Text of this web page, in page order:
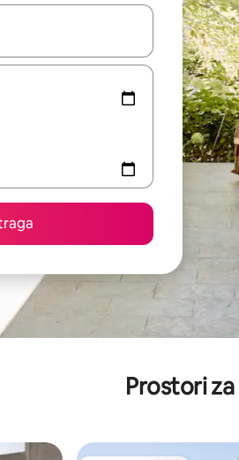
da se krećete kroz njih pomoću
Prostori